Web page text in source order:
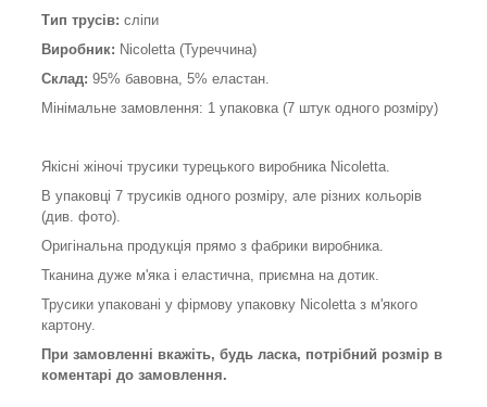
Тип трусів: сліпи
Виробник: Nicoletta (Туреччина)
Склад: 95% бавовна, 5% еластан.
Мінімальне замовлення: 1 упаковка (7 штук одного розміру)
Якісні жіночі трусики турецького виробника Nicoletta.
В упаковці 7 трусиків одного розміру, але різних кольорів
(див. фото).
Оригінальна продукція прямо з фабрики виробника.
Тканина дуже м'яка і еластична, приємна на дотик.
Трусики упаковані у фірмову упаковку Nicoletta з м'якого
картону.
При замовленні вкажіть, будь ласка, потрібний розмір в
коментарі до замовлення.